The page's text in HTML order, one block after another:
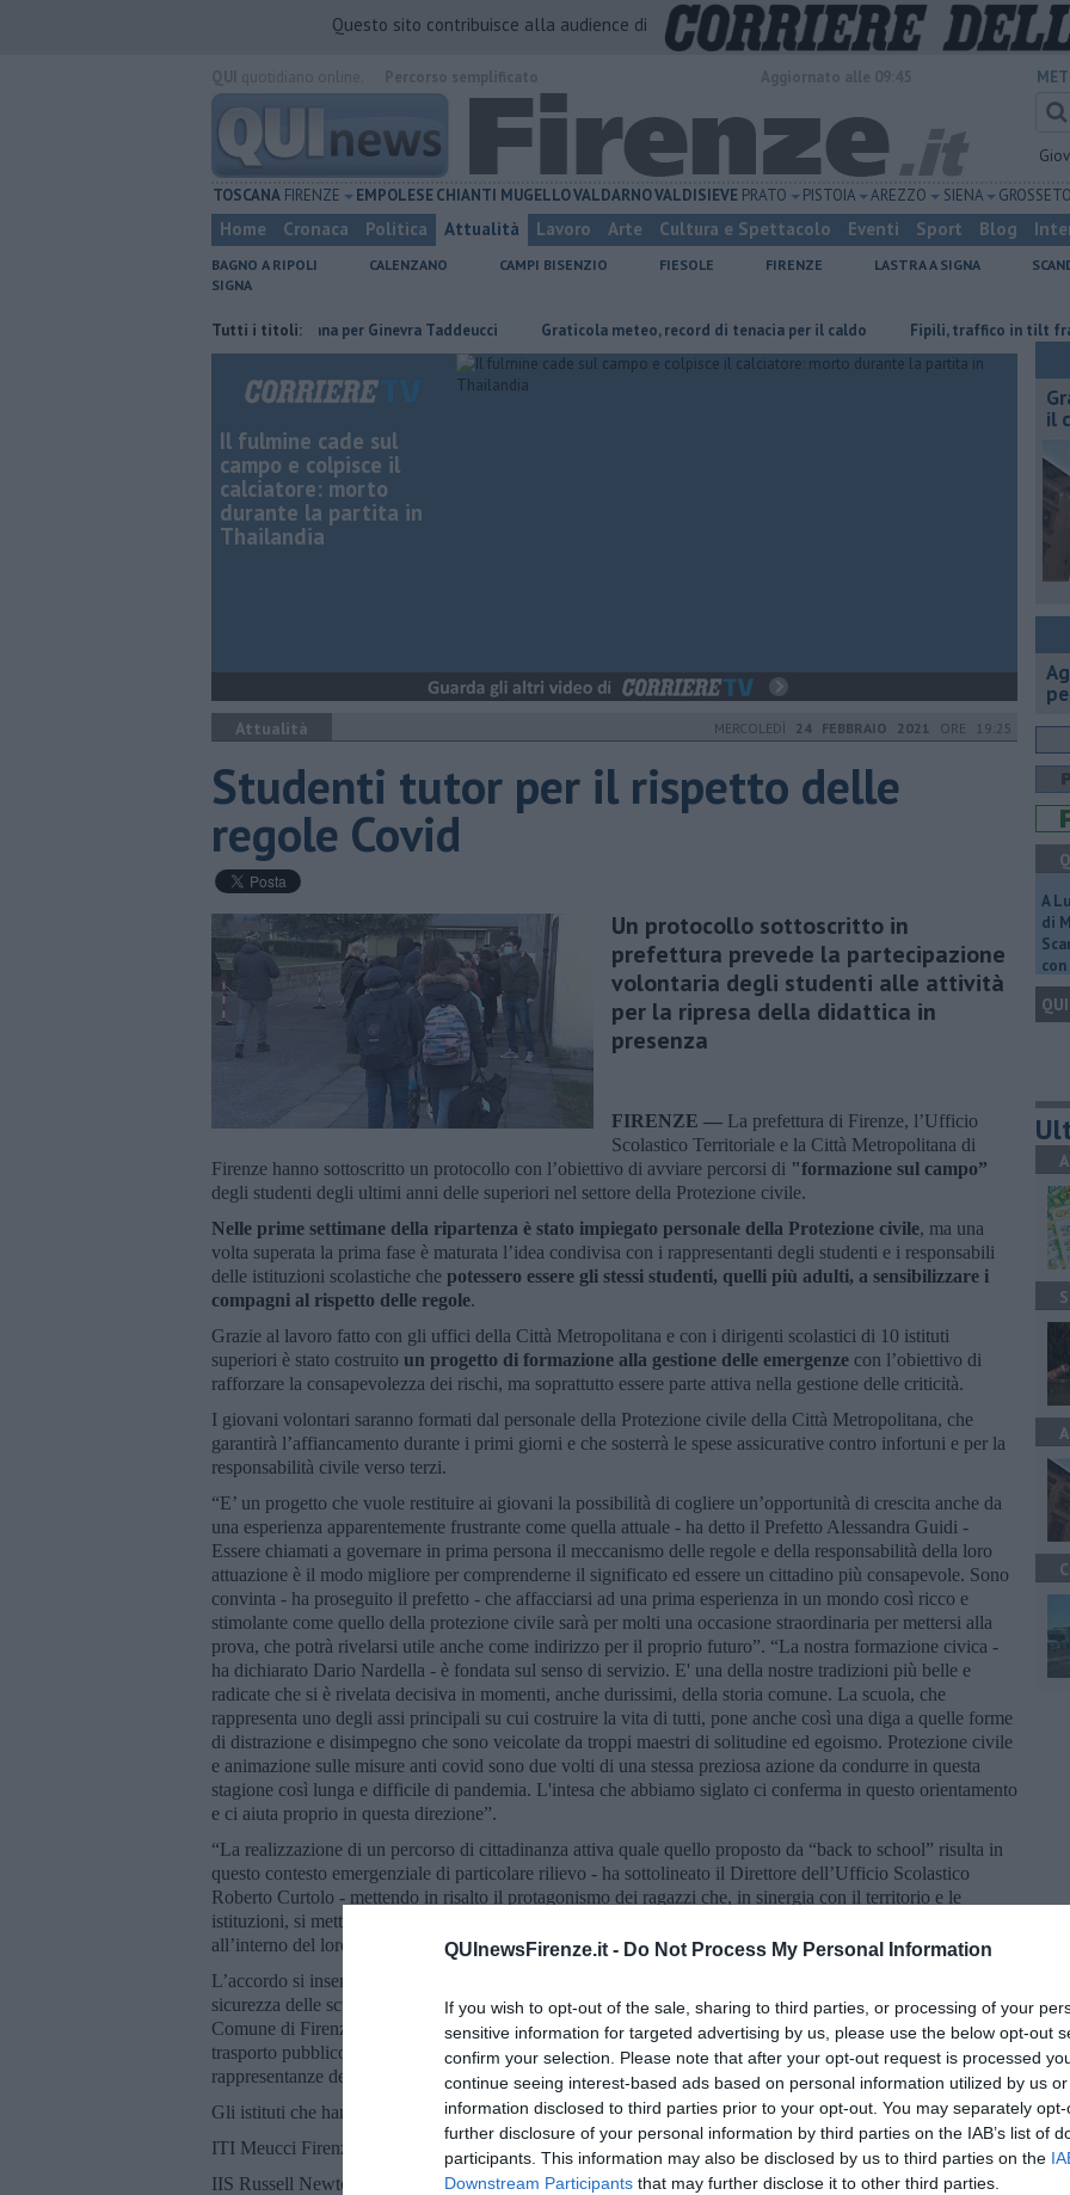
QUInewsFirenze.it - Do Not Process My Personal Information
If you wish to opt-out of the sale, sharing to third parties, or processing of your
sensitive information for targeted advertising by us, please use the below opt-out
confirm your selection. Please note that after your opt-out request is processed
continue seeing interest-based ads based on personal information utilized by us
information disclosed to third parties prior to your opt-out. You may separately
further disclosure of your personal information by third parties on the IAB’s list of
participants. This information may also be disclosed by us to third parties on the
Downstream Participants that may further disclose it to other third parties.
Questo sito contribuisce alla audience di
TOSCANA FIRENZE EMPOLESECHIANTI MUGELLOVALDARNOVALDISIEVE PRATO PISTOIA AREZZO SIENA GROSSETO
Home Cronaca Politica Attualità Lavoro Arte Cultura e Spettacolo Eventi Sport Blog
BAGNO A RIPOLI CALENZANO CAMPI BISENZIO FIESOLE FIRENZE LASTRA A SIGNA
SIGNA
Tutti i titoli:
Due ori nella Senna per Ginevra Taddeucci Graticola meteo, record di tenacia per il caldo Fipili, traffico in tilt fra
Il fulmine cade sul
campo e colpisce il
calciatore: morto
durante la partita in
Thailandia
Attualità MERCOLEDÌ 24 FEBBRAIO 2021 ORE 19:25
Studenti tutor per il rispetto delle
regole Covid
Un protocollo sottoscritto in
prefettura prevede la partecipazione
volontaria degli studenti alle attività
per la ripresa della didattica in
presenza
FIRENZE — La prefettura di Firenze, l’Ufficio
Scolastico Territoriale e la Città Metropolitana di
Firenze hanno sottoscritto un protocollo con l’obiettivo di avviare percorsi di "formazione sul campo”
degli studenti degli ultimi anni delle superiori nel settore della Protezione civile.
Nelle prime settimane della ripartenza è stato impiegato personale della Protezione civile, ma una
volta superata la prima fase è maturata l’idea condivisa con i rappresentanti degli studenti e i responsabili
delle istituzioni scolastiche che potessero essere gli stessi studenti, quelli più adulti, a sensibilizzare i
compagni al rispetto delle regole.
Grazie al lavoro fatto con gli uffici della Città Metropolitana e con i dirigenti scolastici di 10 istituti
superiori è stato costruito un progetto di formazione alla gestione delle emergenze con l’obiettivo di
rafforzare la consapevolezza dei rischi, ma soprattutto essere parte attiva nella gestione delle criticità.
I giovani volontari saranno formati dal personale della Protezione civile della Città Metropolitana, che
garantirà l’affiancamento durante i primi giorni e che sosterrà le spese assicurative contro infortuni e per la
responsabilità civile verso terzi.
“E’ un progetto che vuole restituire ai giovani la possibilità di cogliere un’opportunità di crescita anche da
una esperienza apparentemente frustrante come quella attuale - ha detto il Prefetto Alessandra Guidi -
Essere chiamati a governare in prima persona il meccanismo delle regole e della responsabilità della loro
attuazione è il modo migliore per comprenderne il significato ed essere un cittadino più consapevole. Sono
convinta - ha proseguito il prefetto - che affacciarsi ad una prima esperienza in un mondo così ricco e
stimolante come quello della protezione civile sarà per molti una occasione straordinaria per mettersi alla
prova, che potrà rivelarsi utile anche come indirizzo per il proprio futuro”. “La nostra formazione civica -
ha dichiarato Dario Nardella - è fondata sul senso di servizio. E' una della nostre tradizioni più belle e
radicate che si è rivelata decisiva in momenti, anche durissimi, della storia comune. La scuola, che
rappresenta uno degli assi principali su cui costruire la vita di tutti, pone anche così una diga a quelle forme
di distrazione e disimpegno che sono veicolate da troppi maestri di solitudine ed egoismo. Protezione civile
e animazione sulle misure anti covid sono due volti di una stessa preziosa azione da condurre in questa
stagione così lunga e difficile di pandemia. L'intesa che abbiamo siglato ci conferma in questo orientamento
e ci aiuta proprio in questa direzione”.
“La realizzazione di un percorso di cittadinanza attiva quale quello proposto da “back to school” risulta in
questo contesto emergenziale di particolare rilievo - ha sottolineato il Direttore dell’Ufficio Scolastico
Roberto Curtolo - mettendo in risalto il protagonismo dei ragazzi che, in sinergia con il territorio e le
istituzioni, si mettono al servizio dei pari in un’attività che ritorna loro implementata e riconosciuta
all’interno del loro ambiente scolastico”.
L’accordo si inserisce nell’ambito del coordinamento istituito presso la prefettura per la riapertura in
sicurezza delle scuole, che ha visto lavorare fianco a fianco Regione Toscana, Città Metropolitana,
Comune di Firenze, Ufficio Scolastico Territoriale, Motorizzazione Civile ed Aziende del sistema del
trasporto pubblico locale, con frequenti interlocuzioni dirette anche con i dirigenti scolastici e con le
rappresentanze degli studenti.
Gli istituti che hanno manifestato disponibilità a sperimentare il progetto sono:
ITI Meucci Firenze – Ds Maresca
IIS Russell Newton Scandicci – Ds Addabbo
il
A
di
QUI